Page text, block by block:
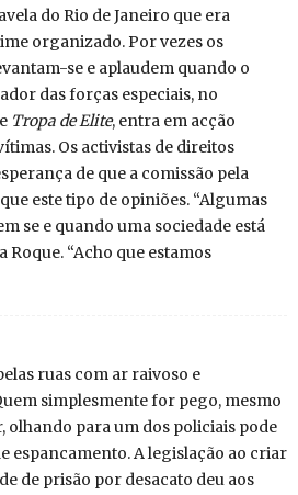
do Rio de Janeiro que era
organizado. Por vezes os
se e aplaudem quando o
das forças especiais, no
Tropa de Elite, entra em acção
Os activistas de direitos
de que a comissão pela
este tipo de opiniões. “Algumas
se e quando uma sociedade está
Roque. “Acho que estamos
ruas com ar raivoso e
simplesmente for pego, mesmo
olhando para um dos policiais pode
espancamento. A legislação ao criar
de prisão por desacato deu aos